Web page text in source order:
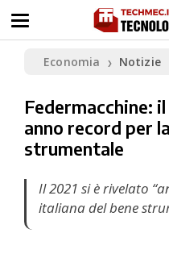
Economia ❯ Notizie
Federmacchine:
anno record per
strumentale
Il 2021 si è rivelato
italiana del bene